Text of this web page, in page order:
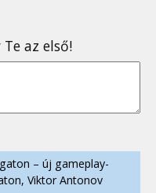
az első!
– új gameplay-
Viktor Antonov